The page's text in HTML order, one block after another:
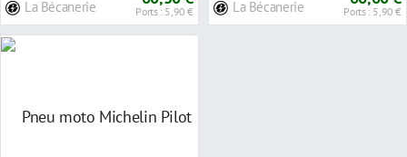
La Bécanerie Ports : 5,90 € La Bécanerie Ports : 5,90 €